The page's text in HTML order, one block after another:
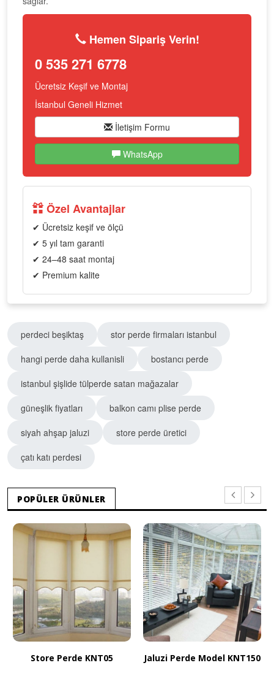
Hemen Sipariş Verin!
0 535 271 6778
Ücretsiz Keşif ve Montaj
İstanbul Geneli Hizmet
İletişim Formu
WhatsApp
Özel Avantajlar
✔ Ücretsiz keşif ve ölçü
✔ 5 yıl tam garanti
✔ 24–48 saat montaj
✔ Premium kalite
perdeci beşiktaş
stor perde firmaları istanbul
hangi perde daha kullanisli
bostancı perde
istanbul şişlide tülperde satan mağazalar
güneşlik fiyatları
balkon camı plise perde
siyah ahşap jaluzi
store perde üretici
çatı katı perdesi
POPÜLER ÜRÜNLER
Store Perde KNT05 Jaluzi Perde Model KNT150